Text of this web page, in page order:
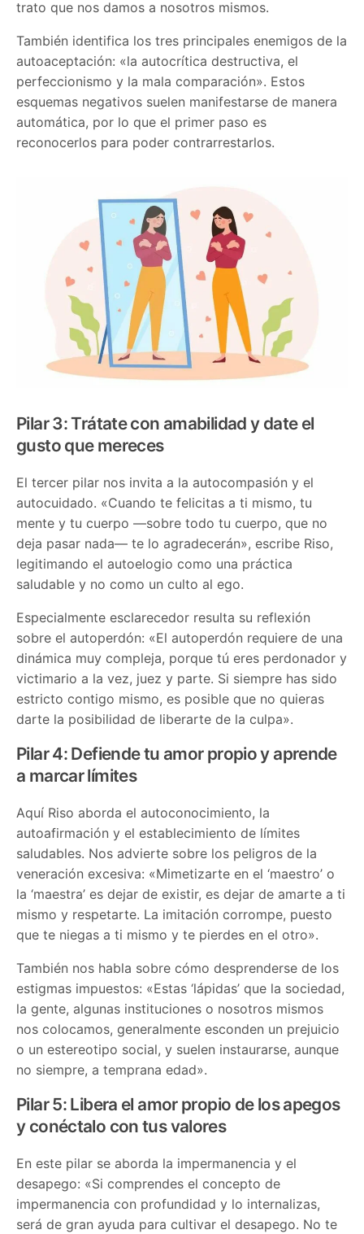
trato que nos damos a nosotros mismos.
También identifica los tres principales enemigos de la
autoaceptación: «la autocrítica destructiva, el
perfeccionismo y la mala comparación». Estos
esquemas negativos suelen manifestarse de manera
automática, por lo que el primer paso es
reconocerlos para poder contrarrestarlos.
Pilar 3: Trátate con amabilidad y date el
gusto que mereces
El tercer pilar nos invita a la autocompasión y el
autocuidado. «Cuando te felicitas a ti mismo, tu
mente y tu cuerpo —sobre todo tu cuerpo, que no
deja pasar nada— te lo agradecerán», escribe Riso,
legitimando el autoelogio como una práctica
saludable y no como un culto al ego.
Especialmente esclarecedor resulta su reflexión
sobre el autoperdón: «El autoperdón requiere de una
dinámica muy compleja, porque tú eres perdonador y
victimario a la vez, juez y parte. Si siempre has sido
estricto contigo mismo, es posible que no quieras
darte la posibilidad de liberarte de la culpa».
Pilar 4: Defiende tu amor propio y aprende
a marcar límites
Aquí Riso aborda el autoconocimiento, la
autoafirmación y el establecimiento de límites
saludables. Nos advierte sobre los peligros de la
veneración excesiva: «Mimetizarte en el ‘maestro’ o
la ‘maestra’ es dejar de existir, es dejar de amarte a ti
mismo y respetarte. La imitación corrompe, puesto
que te niegas a ti mismo y te pierdes en el otro».
También nos habla sobre cómo desprenderse de los
estigmas impuestos: «Estas ‘lápidas’ que la sociedad,
la gente, algunas instituciones o nosotros mismos
nos colocamos, generalmente esconden un prejuicio
o un estereotipo social, y suelen instaurarse, aunque
no siempre, a temprana edad».
Pilar 5: Libera el amor propio de los apegos
y conéctalo con tus valores
En este pilar se aborda la impermanencia y el
desapego: «Si comprendes el concepto de
impermanencia con profundidad y lo internalizas,
será de gran ayuda para cultivar el desapego. No te